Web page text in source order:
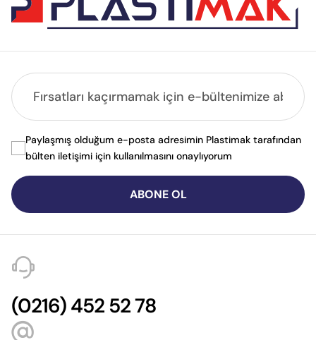
ABONE OL
Paylaşmış olduğum e-posta adresimin Plastimak tarafından
bülten iletişimi için kullanılmasını onaylıyorum
(0216) 452 52 78